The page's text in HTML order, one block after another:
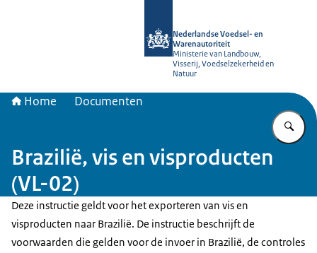
Nederlandse Voedsel- en
Warenautoriteit
Ministerie van Landbouw,
Visserij, Voedselzekerheid en
Natuur
Home Documenten
Brazilië, vis en visproducten
(VL-02)
Deze instructie geldt voor het exporteren van vis en
visproducten naar Brazilië. De instructie beschrijft de
voorwaarden die gelden voor de invoer in Brazilië, de controles